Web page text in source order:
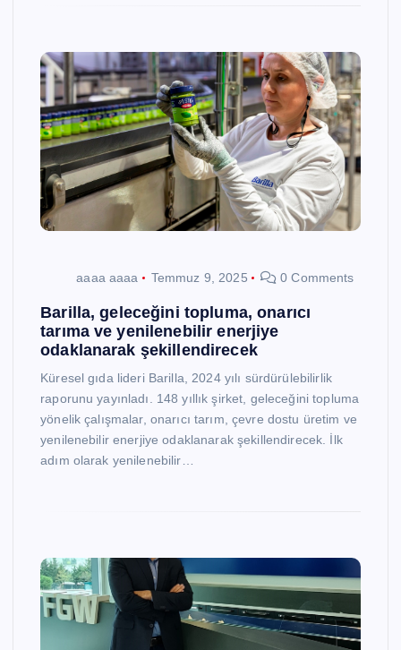
aaaa aaaa Temmuz 9, 2025 0 Comments
Barilla, geleceğini topluma, onarıcı
tarıma ve yenilenebilir enerjiye
odaklanarak şekillendirecek
Küresel gıda lideri Barilla, 2024 yılı sürdürülebilirlik
raporunu yayınladı. 148 yıllık şirket, geleceğini topluma
yönelik çalışmalar, onarıcı tarım, çevre dostu üretim ve
yenilenebilir enerjiye odaklanarak şekillendirecek. İlk
adım olarak yenilenebilir…